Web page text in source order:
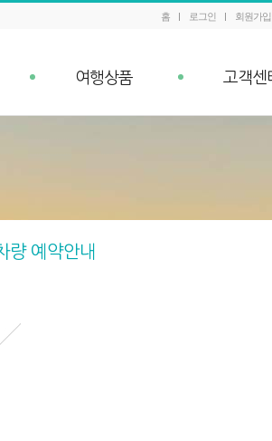
홈 로그인 회원가입
여행상품
패키지 예약조회
고객센
공지사항
량 예약안내